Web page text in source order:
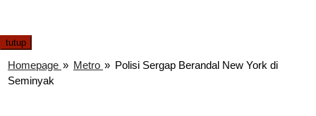
tutup
Homepage » Metro » Polisi Sergap Berandal New York di
Seminyak